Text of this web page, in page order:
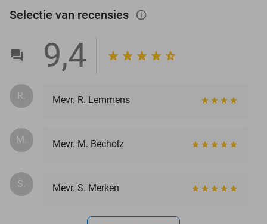
Selectie van recensies info_outlined
9,4
R. Mevr. R. Lemmens
M. Mevr. M. Becholz
S. Mevr. S. Merken